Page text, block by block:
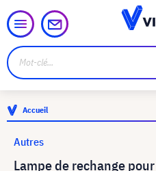
Accueil
Lampe de rechange
Autres